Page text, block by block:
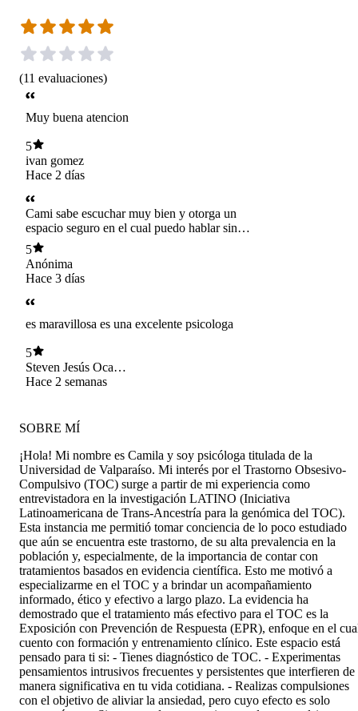
(11 evaluaciones)
Muy buena atencion
5
ivan gomez
Hace 2 días
Cami sabe escuchar muy bien y otorga un
espacio seguro en el cual puedo hablar sin
sentirme juzgada.
5
Anónima
Hace 3 días
es maravillosa es una excelente psicologa
5
Steven Jesús Ocaña
Valverde
Hace 2 semanas
SOBRE MÍ
¡Hola! Mi nombre es Camila y soy psicóloga titulada de la
Universidad de Valparaíso. Mi interés por el Trastorno Obsesivo-
Compulsivo (TOC) surge a partir de mi experiencia como
entrevistadora en la investigación LATINO (Iniciativa
Latinoamericana de Trans-Ancestría para la genómica del TOC).
Esta instancia me permitió tomar conciencia de lo poco estudiado
que aún se encuentra este trastorno, de su alta prevalencia en la
población y, especialmente, de la importancia de contar con
tratamientos basados en evidencia científica. Esto me motivó a
especializarme en el TOC y a brindar un acompañamiento
informado, ético y efectivo a largo plazo. La evidencia ha
demostrado que el tratamiento más efectivo para el TOC es la
Exposición con Prevención de Respuesta (EPR), enfoque en el
cuento con formación y entrenamiento clínico. Este espacio está
pensado para ti si: - Tienes diagnóstico de TOC. - Experimentas
pensamientos intrusivos frecuentes y persistentes que interfieren de
manera significativa en tu vida cotidiana. - Realizas compulsiones
con el objetivo de aliviar la ansiedad, pero cuyo efecto es solo